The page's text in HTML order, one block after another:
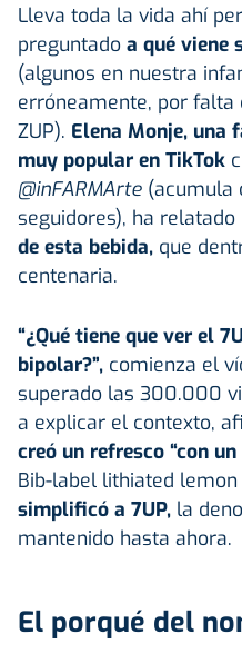
Lleva toda la vida ahí
preguntado a qué viene
(algunos en nuestra
erróneamente, por falta
ZUP). Elena Monje, una
muy popular en TikTok
@inFARMArte (acumula
seguidores), ha relatado
de esta bebida, que
centenaria.
“¿Qué tiene que ver el
bipolar?”, comienza el
superado las 300.000
a explicar el contexto,
creó un refresco “con
Bib-label lithiated lemon
simplificó a 7UP, la
mantenido hasta ahora.
El porqué del